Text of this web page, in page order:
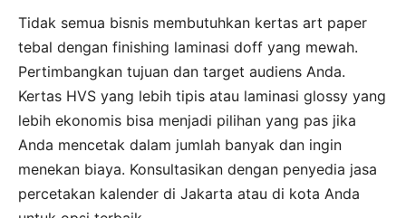
Tidak semua bisnis membutuhkan kertas art paper
tebal dengan finishing laminasi doff yang mewah.
Pertimbangkan tujuan dan target audiens Anda.
Kertas HVS yang lebih tipis atau laminasi glossy yang
lebih ekonomis bisa menjadi pilihan yang pas jika
Anda mencetak dalam jumlah banyak dan ingin
menekan biaya. Konsultasikan dengan penyedia jasa
percetakan kalender di Jakarta atau di kota Anda